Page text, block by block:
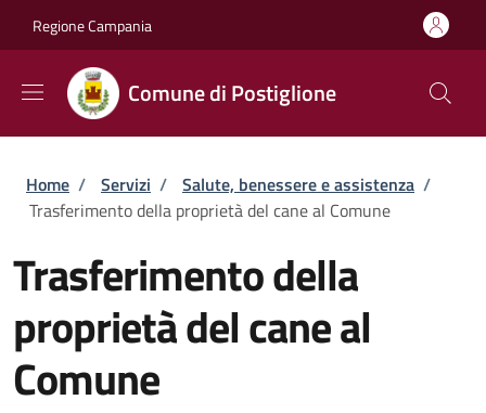
Regione Campania
Comune di Postiglione
Briciole di pane
Home / Servizi / Salute, benessere e assistenza /
Trasferimento della proprietà del cane al Comune
Trasferimento della
proprietà del cane al
Comune